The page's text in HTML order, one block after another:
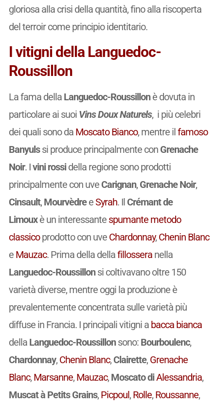
gloriosa alla crisi della quantità, fino alla riscoperta
del terroir come principio identitario.
I vitigni della Languedoc-
Roussillon
La fama della Languedoc-Roussillonè dovuta in
particolare ai suoi Vins Doux Naturels, i più celebri
dei quali sono da Moscato Bianco, mentre ilfamoso
Banyulssi produce principalmente con Grenache
Noir. Ivini rossidella regione sono prodotti
principalmente con uve Carignan, Grenache Noir,
Cinsault, MourvèdreeSyrah. Il Crémant de
Limouxè un interessante spumante metodo
classicoprodotto con uve Chardonnay, Chenin Blanc
e Mauzac. Prima della dellafillosseranella
Languedoc-Roussillonsi coltivavano oltre 150
varietà diverse, mentre oggi la produzione è
prevalentemente concentrata sulle varietà più
diffuse in Francia. I principali vitigni a bacca bianca
della Languedoc-Roussillonsono: Bourboulenc,
Chardonnay, Chenin Blanc, Clairette, Grenache
Blanc, Marsanne, Mauzac, Moscato diAlessandria,
Muscat à Petits Grains, Picpoul, Rolle, Roussanne,